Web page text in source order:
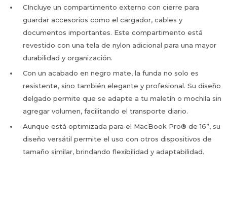
CIncluye un compartimento externo con cierre para
guardar accesorios como el cargador, cables y
documentos importantes. Este compartimento está
revestido con una tela de nylon adicional para una mayor
durabilidad y organización.
Con un acabado en negro mate, la funda no solo es
resistente, sino también elegante y profesional. Su diseño
delgado permite que se adapte a tu maletín o mochila sin
agregar volumen, facilitando el transporte diario.
Aunque está optimizada para el MacBook Pro® de 16”, su
diseño versátil permite el uso con otros dispositivos de
tamaño similar, brindando flexibilidad y adaptabilidad.